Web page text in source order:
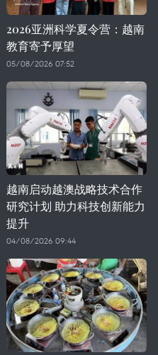
2026亚洲科学夏令营：越南
教育寄予厚望
05/08/2026 07:52
越南启动越澳战略技术合作
研究计划 助力科技创新能力
提升
04/08/2026 09:44